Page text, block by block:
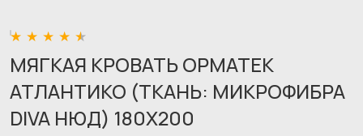
МЯГКАЯ КРОВАТЬ ОРМАТЕК
АТЛАНТИКО (ТКАНЬ: МИКРОФИБРА
DIVA НЮД) 180X200